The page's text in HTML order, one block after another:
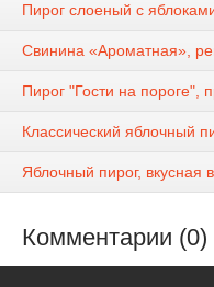
Пирог слоеный с
Свинина «Ароматная»,
Пирог "Гости на пороге",
Классический яблочный
Яблочный пирог, вкусная
Комментарии (0)